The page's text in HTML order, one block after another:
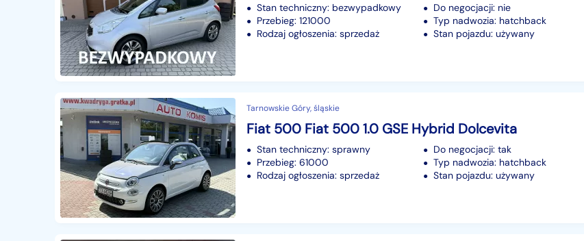
Stan techniczny: bezwypadkowy
Przebieg: 121000
Rodzaj ogłoszenia: sprzedaż
Do negocjacji: nie
Typ nadwozia: hatchback
Stan pojazdu: używany
Tarnowskie Góry, śląskie
Fiat 500 Fiat 500 1.0 GSE Hybrid Dolcevita
Stan techniczny: sprawny
Przebieg: 61000
Rodzaj ogłoszenia: sprzedaż
Do negocjacji: tak
Typ nadwozia: hatchback
Stan pojazdu: używany